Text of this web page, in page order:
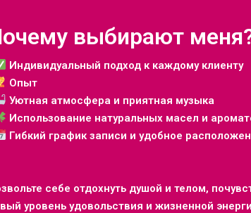
выбирают
Индивидуальный подход к каждому клиенту
Опыт
Уютная атмосфера и приятная музыка
Использование натуральных масел и
Гибкий график записи и удобное
себе отдохнуть душой и телом,
уровень удовольствия и жизненной